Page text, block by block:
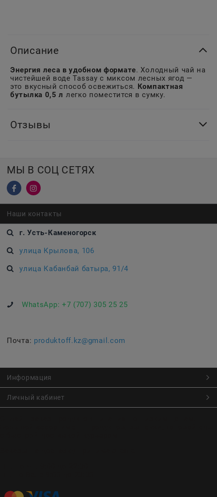
Описание
Энергия леса в удобном формате. Холодный чай на
чистейшей воде Tassay с миксом лесных ягод —
это вкусный способ освежиться. Компактная
бутылка 0,5 л легко поместится в сумку.
Отзывы
МЫ В СОЦ СЕТЯХ
Наши контакты
г. Усть-Каменогорск
улица Крылова, 106
улица Кабанбай батыра, 91/4
WhatsApp: +7 (707) 305 25 25
Почта: produktoff.kz@gmail.com
Информация
Личный кабинет